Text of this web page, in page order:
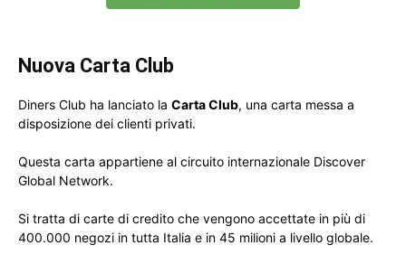
Nuova Carta Club
Diners Club ha lanciato la Carta Club, una carta messa a
disposizione dei clienti privati.
Questa carta appartiene al circuito internazionale Discover
Global Network.
Si tratta di carte di credito che vengono accettate in più di
400.000 negozi in tutta Italia e in 45 milioni a livello globale.